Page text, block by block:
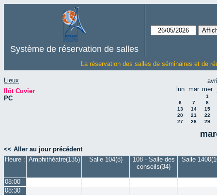
Système de réservation de salles
La réservation des salles de séminaires et de
Lieux
Ilôt Cuvier
PC
lun mar mer
1
6
7
8
13
14
15
20
21
22
27
28 29
<< Aller au jour précédent
Heure : Amphithéatre(135) Salle 104(8)
108 - Salle des
conseils(34)
Salle
08:00
08:30